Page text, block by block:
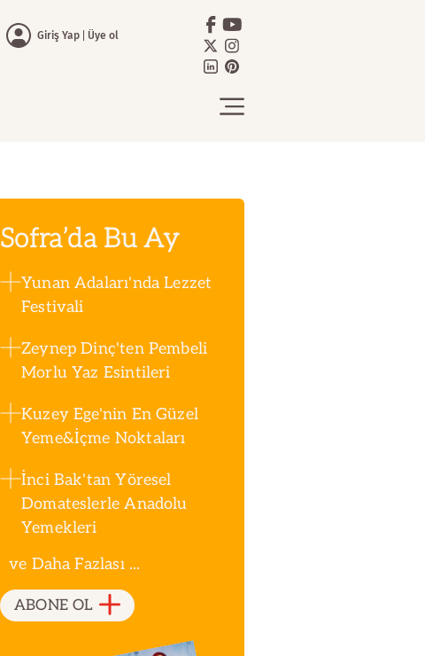
Giriş Yap Üye ol
Sofra’da Bu Ay
Yunan Adaları'nda Lezzet
Festivali
Zeynep Dinç'ten Pembeli
Morlu Yaz Esintileri
Kuzey Ege'nin En Güzel
Yeme&İçme Noktaları
İnci Bak'tan Yöresel
Domateslerle Anadolu
Yemekleri
ve Daha Fazlası ...
ABONE OL